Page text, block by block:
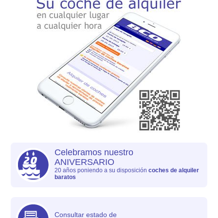
Celebramos nuestro
ANIVERSARIO
20 años poniendo a su disposicióncoches de alquiler
baratos
Consultar estado de